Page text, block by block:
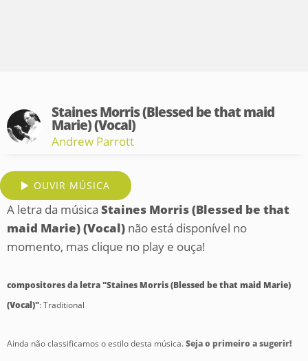
Staines Morris (Blessed be that maid
Marie) (Vocal)
Andrew Parrott
OUVIR MÚSICA
A letra da música Staines Morris (Blessed be that
maid Marie) (Vocal) não está disponível no
momento, mas clique no play e ouça!
compositores da letra "Staines Morris (Blessed be that maid Marie)
(Vocal)": Traditional
Ainda não classificamos o estilo desta música.Seja o primeiro a sugerir!